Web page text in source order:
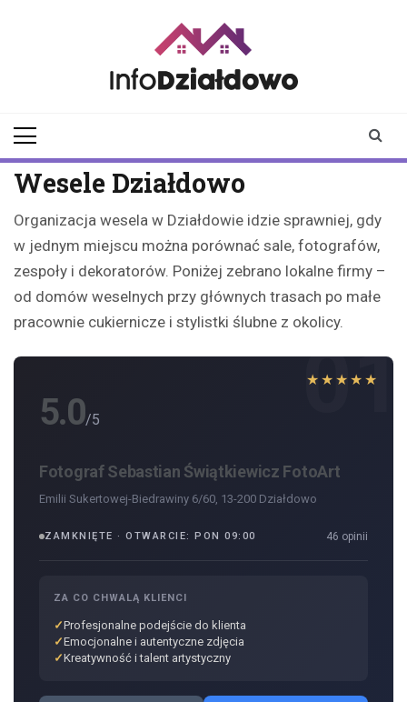
Wesele Działdowo
Organizacja wesela w Działdowie idzie sprawniej, gdy
w jednym miejscu można porównać sale, fotografów,
zespoły i dekoratorów. Poniżej zebrano lokalne firmy –
od domów weselnych przy głównych trasach po małe
pracownie cukiernicze i stylistki ślubne z okolicy.
01
★★★★★
5.0/5
Fotograf Sebastian Świątkiewicz FotoArt
Emilii Sukertowej-Biedrawiny 6/60, 13-200 Działdowo
ZAMKNIĘTE · OTWARCIE: PON 09:00 46 opinii
ZA CO CHWALĄ KLIENCI
Profesjonalne podejście do klienta
Emocjonalne i autentyczne zdjęcia
Kreatywność i talent artystyczny